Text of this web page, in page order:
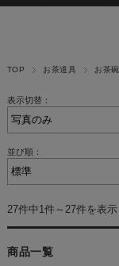
TOP お茶道具 お茶碗
表示切替：
並び順：
27件中1件～27件を表示
商品一覧